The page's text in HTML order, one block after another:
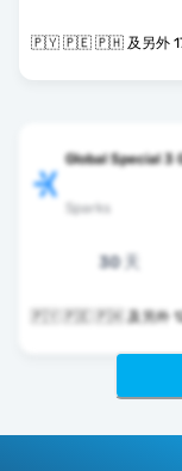
🇵🇾 🇵🇪 🇵🇭
Global Special 3
Sparks
30 天
🇵🇾 🇵🇪 🇵🇭